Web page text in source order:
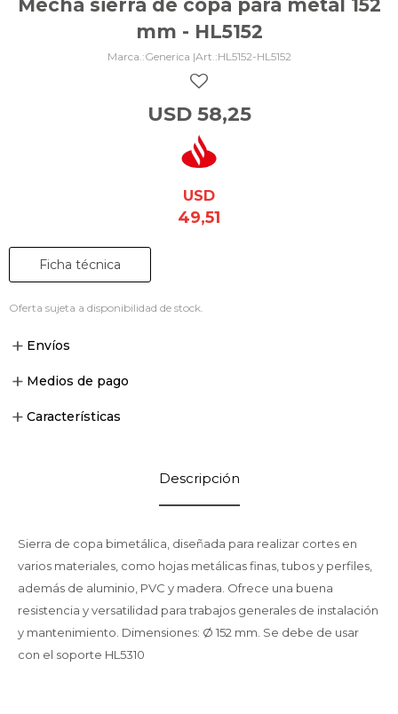
Mecha sierra de copa para metal 152
mm - HL5152
Generica | HL5152-HL5152
USD 58,25
USD
49,51
Ficha técnica
Oferta sujeta a disponibilidad de stock.
Envíos
Medios de pago
Características
Descripción
Sierra de copa bimetálica, diseñada para realizar cortes en
varios materiales, como hojas metálicas finas, tubos y perfiles,
además de aluminio, PVC y madera. Ofrece una buena
resistencia y versatilidad para trabajos generales de instalación
y mantenimiento. Dimensiones: Ø 152 mm. Se debe de usar
con el soporte HL5310